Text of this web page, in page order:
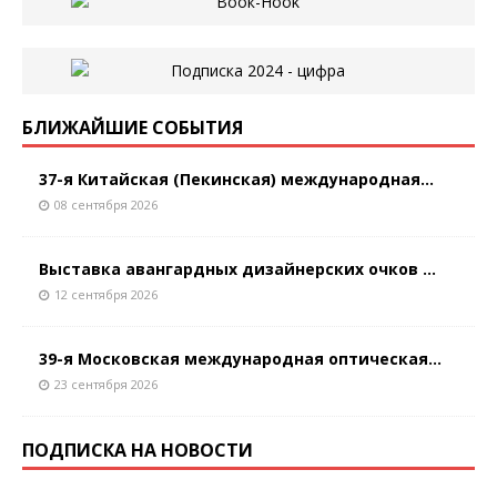
БЛИЖАЙШИЕ СОБЫТИЯ
37-я Китайская (Пекинская) международная...
08 сентября 2026
Выставка авангардных дизайнерских очков ...
12 сентября 2026
39-я Московская международная оптическая...
23 сентября 2026
ПОДПИСКА НА НОВОСТИ